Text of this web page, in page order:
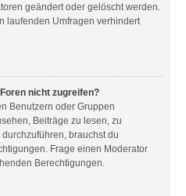
geändert oder gelöscht werden.
laufenden Umfragen verhindert
nicht zugreifen?
Benutzern oder Gruppen
Beiträge zu lesen, zu
brauchst du
Frage einen Moderator
Berechtigungen.